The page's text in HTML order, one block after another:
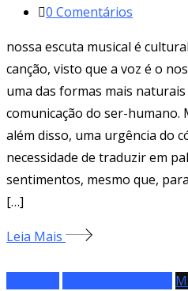
0 Comentários
nossa escuta musical é
canção, visto que a voz é o
uma das formas mais
comunicação do ser-humano.
além disso, uma urgência do
necessidade de traduzir em
sentimentos, mesmo que,
[…]
Leia Mais